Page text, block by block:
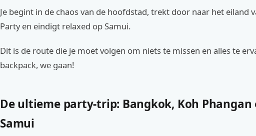
Je begint in de chaos van de hoofdstad, trekt door naar het eiland
Party en eindigt relaxed op Samui.
Dit is de route die je moet volgen om niets te missen en alles te
backpack, we gaan!
De ultieme party-trip: Bangkok, Koh Phangan
Samui